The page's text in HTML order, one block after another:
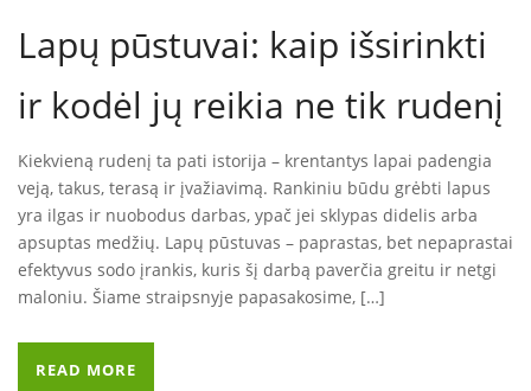
Lapų pūstuvai: kaip išsirinkti
ir kodėl jų reikia ne tik rudenį
Kiekvieną rudenį ta pati istorija – krentantys lapai padengia
veją, takus, terasą ir įvažiavimą. Rankiniu būdu grėbti lapus
yra ilgas ir nuobodus darbas, ypač jei sklypas didelis arba
apsuptas medžių. Lapų pūstuvas – paprastas, bet nepaprastai
efektyvus sodo įrankis, kuris šį darbą paverčia greitu ir netgi
maloniu. Šiame straipsnyje papasakosime, […]
READ MORE